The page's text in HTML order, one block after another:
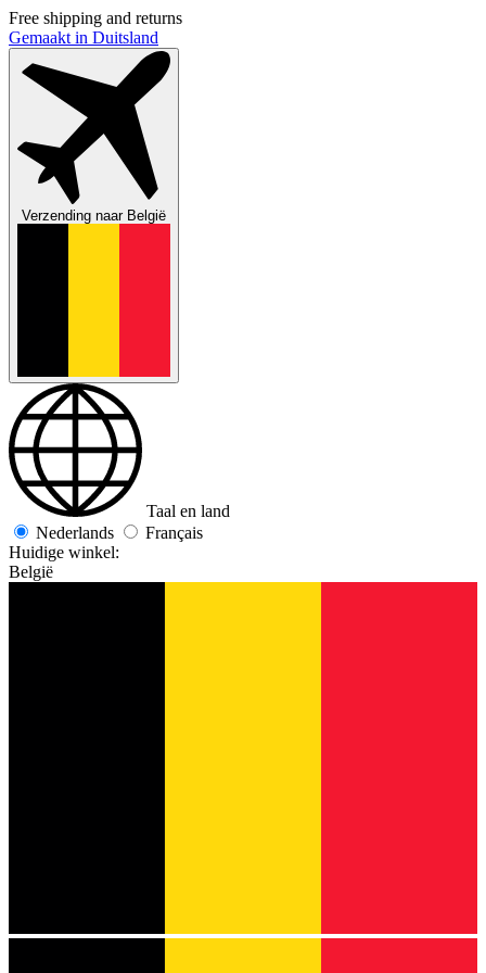
Free shipping and returns
Gemaakt in Duitsland
Verzending naarBelgië
Taal en land
Nederlands
Français
Huidige winkel:
België